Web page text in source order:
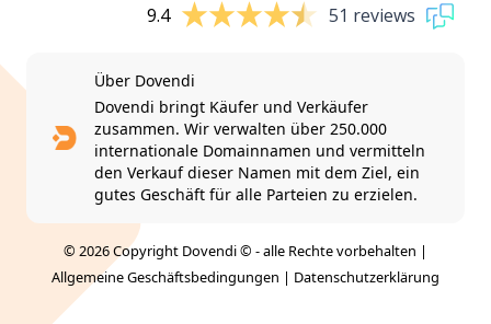
9.4 51 reviews
Über Dovendi
Dovendi bringt Käufer und Verkäufer
zusammen. Wir verwalten über 250.000
internationale Domainnamen und vermitteln
den Verkauf dieser Namen mit dem Ziel, ein
gutes Geschäft für alle Parteien zu erzielen.
© 2026 Copyright Dovendi © - alle Rechte vorbehalten |
Allgemeine Geschäftsbedingungen | Datenschutzerklärung